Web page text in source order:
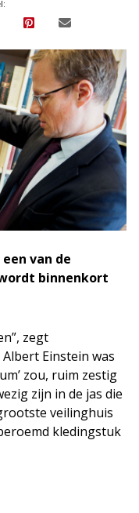
van de
binnenkort
zegt
Einstein was
zou, ruim zestig
zijn in de jas die
veilinghuis
kledingstuk